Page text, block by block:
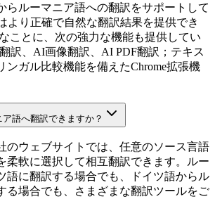
らルーマニア語への翻訳をサポートして
より正確で自然な翻訳結果を提供でき
ことに、次の強力な機能も提供してい
訳、AI画像翻訳、AI PDF翻訳；テキス
ンガル比較機能を備えたChrome拡張機
語へ翻訳できますか？
のウェブサイトでは、任意のソース言語
柔軟に選択して相互翻訳できます。ルー
語に翻訳する場合でも、ドイツ語からル
る場合でも、さまざまな翻訳ツールをご